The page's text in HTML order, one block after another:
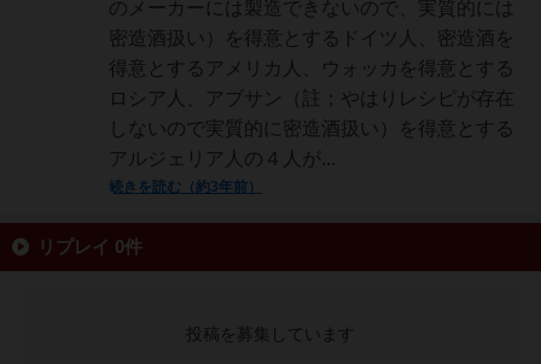
のメーカーには製造できないので、実質的には
密造酒扱い）を得意とするドイツ人、密造酒を
得意とするアメリカ人、ウォッカを得意とする
ロシア人、アブサン（註；やはりレシピが存在
しないので実質的に密造酒扱い）を得意とする
アルジェリア人の４人が...
続きを読む（約3年前）
リプレイ 0件
投稿を募集しています